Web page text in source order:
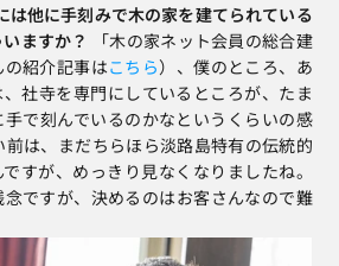
は他に手刻みで木の家を建てられている
ますか？
「木の家ネット会員の総合建
紹介記事はこちら）、僕のところ、あ
社寺を専門にしているところが、たま
で刻んでいるのかなというくらいの感
は、まだちらほら淡路島特有の伝統的
すが、めっきり見なくなりましたね。
ですが、決めるのはお客さんなので難